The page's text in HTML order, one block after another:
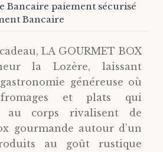
Bancaire paiement sécurisé
Bancaire
LA GOURMET BOX
la Lozère, laissant
généreuse où
fromages et plats qui
au corps rivalisent de
gourmande autour d’un
au goût rustique